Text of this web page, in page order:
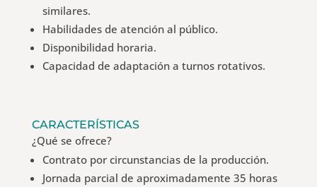
similares.
Habilidades de atención al público.
Disponibilidad horaria.
Capacidad de adaptación a turnos rotativos.
CARACTERÍSTICAS
¿Qué se ofrece?
Contrato por circunstancias de la producción.
Jornada parcial de aproximadamente 35 horas